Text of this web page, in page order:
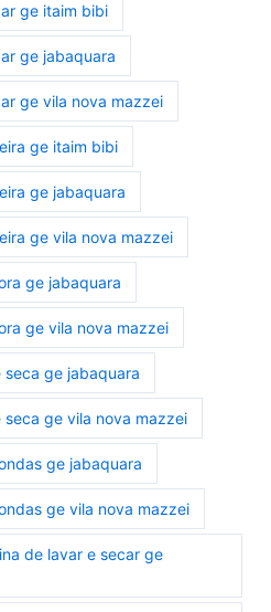
ge itaim bibi
ge jabaquara
ge vila nova mazzei
ge itaim bibi
ge jabaquara
ge vila nova mazzei
ge jabaquara
ge vila nova mazzei
ge jabaquara
ge vila nova mazzei
ge jabaquara
ge vila nova mazzei
de lavar e secar ge